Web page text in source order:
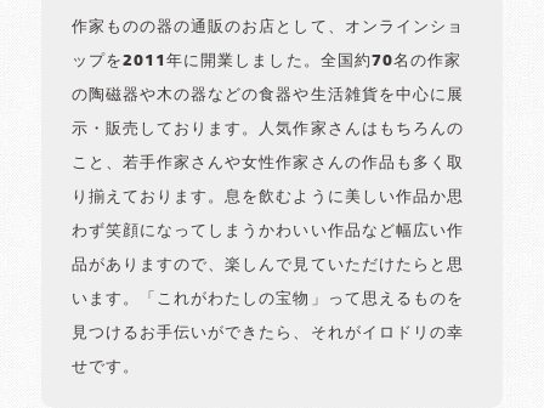
作家ものの器の通販のお店として、オンラインショ
ップを2011年に開業しました。全国約70名の作家
の陶磁器や木の器などの食器や生活雑貨を中心に展
示・販売しております。人気作家さんはもちろんの
こと、若手作家さんや女性作家さんの作品も多く取
り揃えております。息を飲むように美しい作品か思
わず笑顔になってしまうかわいい作品など幅広い作
品がありますので、楽しんで見ていただけたらと思
います。「これがわたしの宝物」って思えるものを
見つけるお手伝いができたら、それがイロドリの幸
せです。